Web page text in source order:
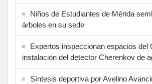
Niños de Estudiantes de Mérida
árboles en su sede
Expertos inspeccionan espacios del
instalación del detector Cherenkov de
Síntesis deportiva por Avelino